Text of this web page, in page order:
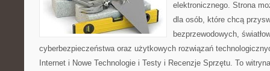
elektronicznego. Strona
dla osób, które chcą
bezprzewodowych,
cyberbezpieczeństwa oraz użytkowych rozwiązań
Internet i Nowe Technologie i Testy i Recenzje Sprzętu. To